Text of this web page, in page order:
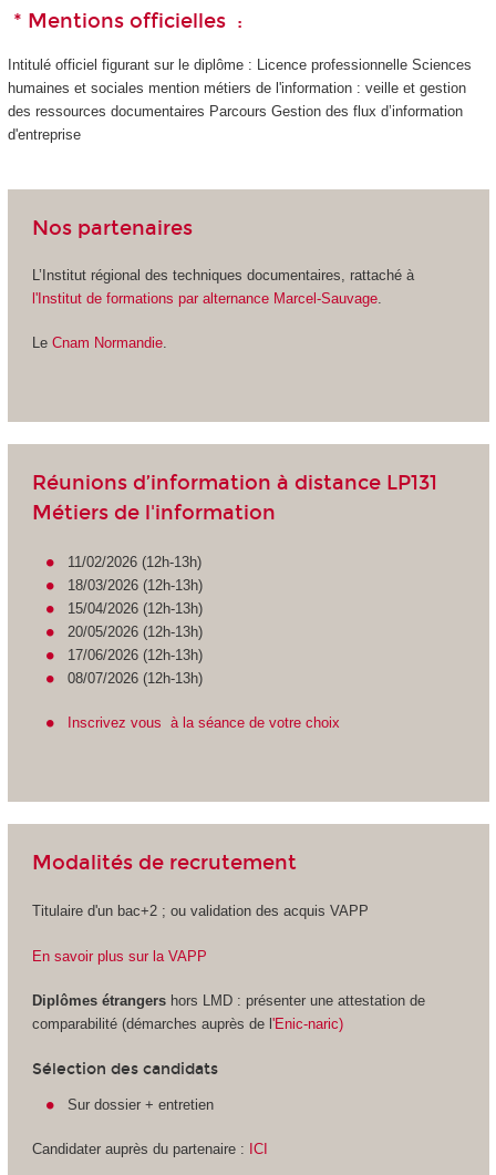
* Mentions officielles :
Intitulé officiel figurant sur le diplôme : Licence professionnelle Sciences
humaines et sociales mention métiers de l'information : veille et gestion
des ressources documentaires Parcours Gestion des flux d’information
d'entreprise
Nos partenaires
L’Institut régional des techniques documentaires, rattaché à
l'Institut de formations par alternance Marcel-Sauvage.
Le Cnam Normandie.
Réunions d’information à distance LP131
Métiers de l'information
11/02/2026 (12h-13h)
18/03/2026 (12h-13h)
15/04/2026 (12h-13h)
20/05/2026 (12h-13h)
17/06/2026 (12h-13h)
08/07/2026 (12h-13h)
Inscrivez vous à la séance de votre choix
Modalités de recrutement
Titulaire d'un bac+2 ; ou validation des acquis VAPP
En savoir plus sur la VAPP
Diplômes étrangershors LMD: présenter une attestation de
comparabilité (démarches auprès de l 'Enic-naric)
Sélection des candidats
Sur dossier + entretien
Candidater auprès du partenaire : ICI